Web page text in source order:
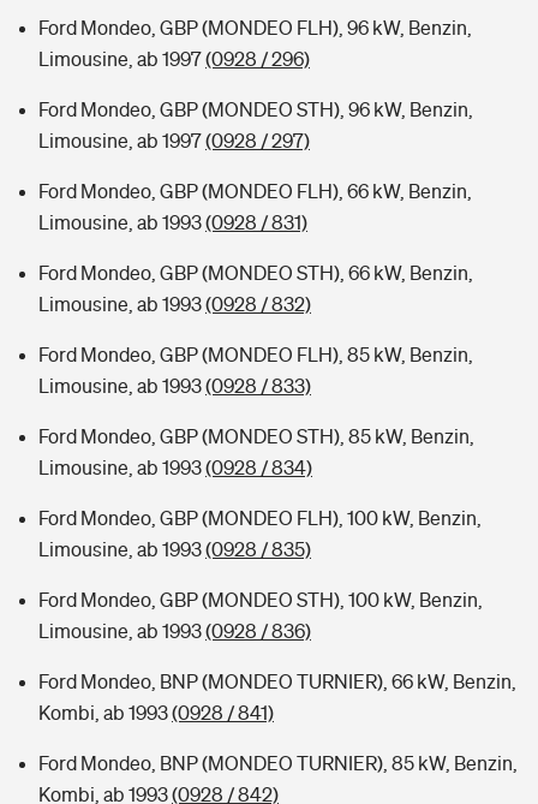
Kinderunfall-Check: Mehr Sicherheit für deine Kids
Typklassen: So ist Ihr Auto eingestuft
Sie haben Fragen?
Ford Mondeo, GBP (MONDEO FLH), 96 kW, Benzin,
Limousine, ab 1997(0928 / 296)
Ford Mondeo, GBP (MONDEO STH), 96 kW, Benzin,
Limousine, ab 1997(0928 / 297)
Ford Mondeo, GBP (MONDEO FLH), 66 kW, Benzin,
Limousine, ab 1993(0928 / 831)
Ford Mondeo, GBP (MONDEO STH), 66 kW, Benzin,
Limousine, ab 1993(0928 / 832)
Ford Mondeo, GBP (MONDEO FLH), 85 kW, Benzin,
Limousine, ab 1993(0928 / 833)
Ford Mondeo, GBP (MONDEO STH), 85 kW, Benzin,
Limousine, ab 1993(0928 / 834)
Ford Mondeo, GBP (MONDEO FLH), 100 kW, Benzin,
Limousine, ab 1993(0928 / 835)
Ford Mondeo, GBP (MONDEO STH), 100 kW, Benzin,
Limousine, ab 1993(0928 / 836)
Ford Mondeo, BNP (MONDEO TURNIER), 66 kW, Benzin,
Kombi, ab 1993(0928 / 841)
Ford Mondeo, BNP (MONDEO TURNIER), 85 kW, Benzin,
Kombi, ab 1993(0928 / 842)